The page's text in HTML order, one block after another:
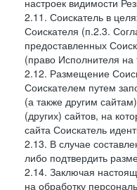
настроек видимости
2.11. Соискатель в
Соискателя (п.2.3.
предоставленных
(право Исполнителя
2.12. Размещение
Соискателем путем
(а также другим
(других) сайтов, на
сайта Соискатель
2.13. В случае
либо подтвердить
2.14. Заключая
на обработку